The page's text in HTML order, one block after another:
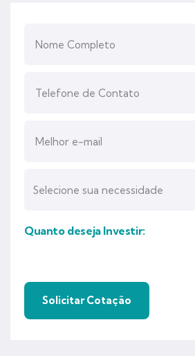
Quanto deseja Investir: